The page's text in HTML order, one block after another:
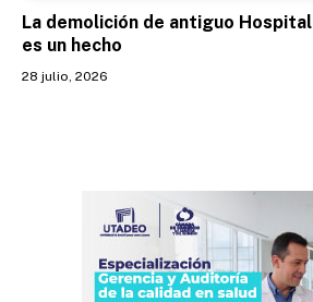
La demolición de antiguo
es un hecho
28 julio, 2026